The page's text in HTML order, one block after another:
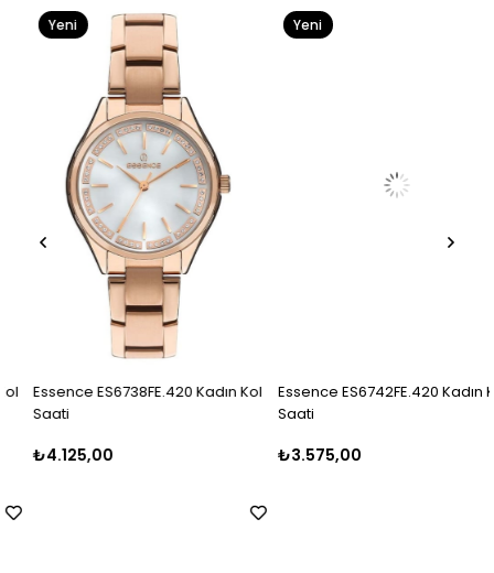
Essence ES6738FE.420 Kadın Kol
Saati
₺4.125,00
Yeni
Essence ES6742FE.420 Kadın Kol
Saati
₺3.575,00
Yeni